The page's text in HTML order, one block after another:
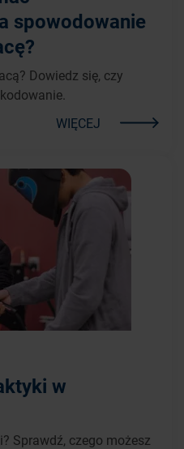
spowodowanie
Dowiedz się, czy
WIĘCEJ
w
Sprawdź, czego możesz